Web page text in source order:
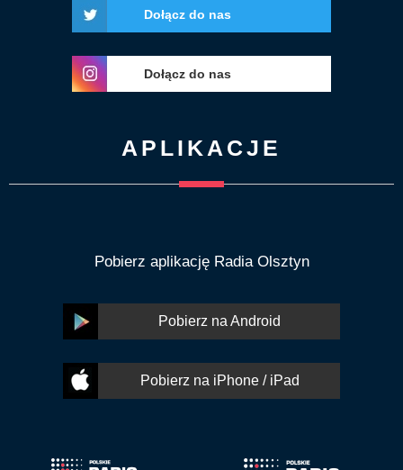
Dołącz do nas
Dołącz do nas
APLIKACJE
Pobierz aplikację Radia Olsztyn
Pobierz na Android
Pobierz na iPhone / iPad